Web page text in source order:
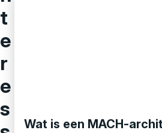
t
e
r
e
s
Wat is een MACH-